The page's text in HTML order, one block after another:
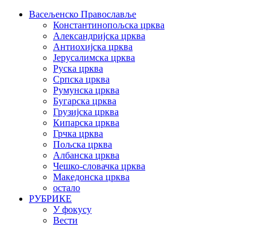
Васељенско Православље
Константинопољска црква
Александријска црква
Антиохијска црква
Јерусалимска црква
Руска црква
Српска црква
Румунска црква
Бугарска црква
Грузијска црква
Кипарска црква
Грчка црква
Пољска црква
Албанска црква
Чешко-словачка црква
Македонска црква
остало
РУБРИКЕ
У фокусу
Вести